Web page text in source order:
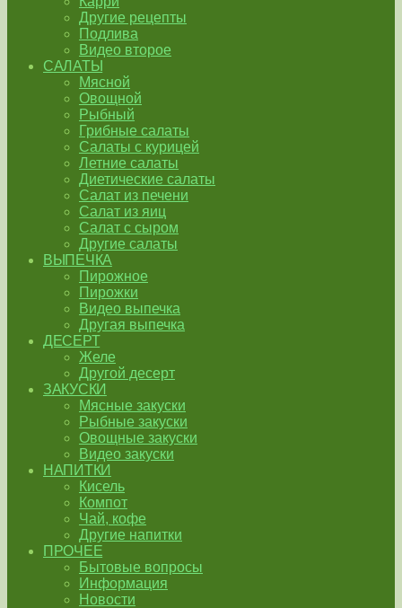
Другие рецепты
Подлива
Видео второе
САЛАТЫ
Мясной
Овощной
Рыбный
Грибные салаты
Салаты с курицей
Летние салаты
Диетические салаты
Салат из печени
Салат из яиц
Салат с сыром
Другие салаты
ВЫПЕЧКА
Пирожное
Пирожки
Видео выпечка
Другая выпечка
ДЕСЕРТ
Желе
Другой десерт
ЗАКУСКИ
Мясные закуски
Рыбные закуски
Овощные закуски
Видео закуски
НАПИТКИ
Кисель
Компот
Чай, кофе
Другие напитки
ПРОЧЕЕ
Бытовые вопросы
Информация
Новости